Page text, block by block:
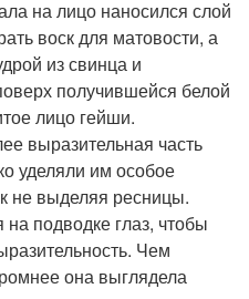
на лицо наносился слой
воск для матовости, а
из свинца и
получившейся белой
лицо гейши.
выразительная часть
уделяли им особое
не выделяя ресницы.
на подводке глаз, чтобы
Чем
она выглядела